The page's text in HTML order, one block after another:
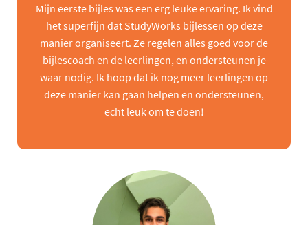
Mijn eerste bijles was een erg leuke ervaring. Ik vind
het superfijn dat StudyWorks bijlessen op deze
manier organiseert. Ze regelen alles goed voor de
bijlescoach en de leerlingen, en ondersteunen je
waar nodig. Ik hoop dat ik nog meer leerlingen op
deze manier kan gaan helpen en ondersteunen,
echt leuk om te doen!